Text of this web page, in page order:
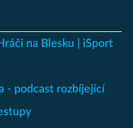
na Blesku
iSport
- podcast rozbíjející